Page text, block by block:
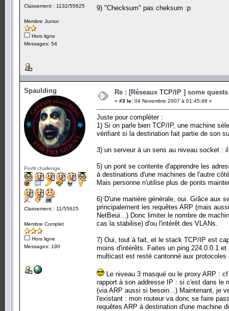
Classement : 1132/55625
Membre Junior
Hors ligne
Messages: 54
9) "Checksum" pas cheksum :p
Spaulding
Profil challenge
Classement : 11/55625
Membre Complet
Hors ligne
Messages: 190
Re : [Réseaux TCP/IP ] some
« #3 le: 04 Novembre 2007 à 01:45:48 »
Juste pour compléter :
1) Si on parle bien TCP/IP, une machine
vérifiant si la destination fait partie de son
3) un serveur à un sens au niveau socket :
5) un pont se contente d'apprendre les
à destinations d'une machines de l'autre
Mais personne n'utilise plus de ponts
6) D'une manière générale, oui. Grâce aux
principalement les requêtes ARP (mais
NetBeui...).Donc limiter le nombre de
cas la stabilise) d'ou l'intérêt des VLANs.
7) Oui, tout à fait, et le stack TCP/IP est
moins d'intérêts. Faites un ping 224.0.0.1
multicast est resté cantonné aux
Le niveau 3 masqué ou le proxy ARP :
rapport à son addresse IP : si c'est dans le
(via ARP aussi si besoin...) Maintenant, je
l'existant : mon routeur va donc se faire
requêtes ARP à destination d'une machine